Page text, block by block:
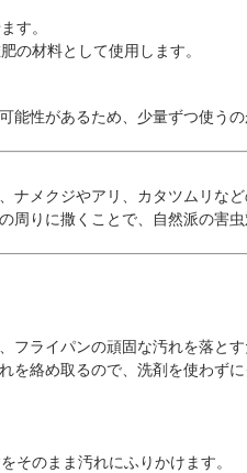
す。
の材料として使用します。
能性があるため、少量ずつ使う
ナメクジやアリ、カタツムリな
周りに撒くことで、自然派の害
フライパンの頑固な汚れを落と
を絡め取るので、洗剤を使わず
そのまま汚れにふりかけます。